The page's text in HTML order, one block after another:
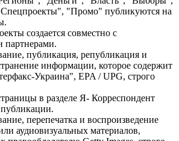
"Промо" публикуются на
создается совместно с
партнерами.
публикация, републикация и
информации, которое содержит
Украина", EPA / UPG, строго
в разделе Я- Корреспондент
публикации.
перепечатка и воспроизведение
аудиовизуальных материалов,